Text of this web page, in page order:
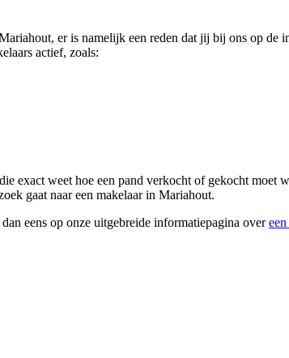
er is namelijk een reden dat jij bij ons op
actief, zoals:
exact weet hoe een pand verkocht of gekocht moet
gaat naar een makelaar in Mariahout.
eens op onze uitgebreide informatiepagina over